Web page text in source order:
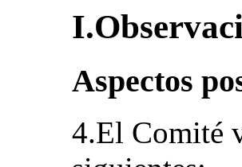
Aspectos
4.El Comité